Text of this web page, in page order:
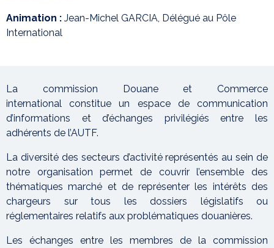
Animation : Jean-Michel GARCIA, Délégué au Pôle
International
La commission Douane et Commerce
international constitue un espace de communication
d’informations et d’échanges privilégiés entre les
adhérents de l’AUTF.
La diversité des secteurs d’activité représentés au sein de
notre organisation permet de couvrir l’ensemble des
thématiques marché et de représenter les intérêts des
chargeurs sur tous les dossiers législatifs ou
réglementaires relatifs aux problématiques douanières.
Les échanges entre les membres de la commission